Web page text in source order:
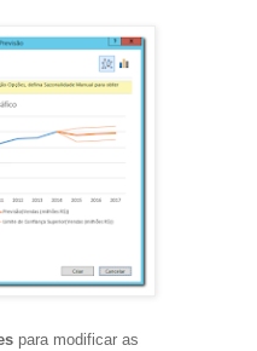
para modificar as